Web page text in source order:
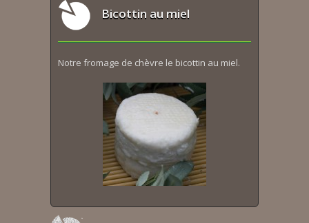
Bicottin au miel
Notre fromage de chèvre le bicottin au miel.